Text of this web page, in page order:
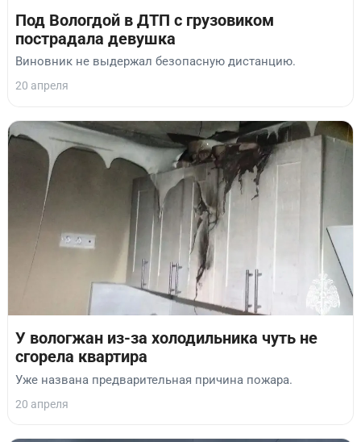
Под Вологдой в ДТП с грузовиком
пострадала девушка
Виновник не выдержал безопасную дистанцию.
20 апреля
У вологжан из-за холодильника чуть не
сгорела квартира
Уже названа предварительная причина пожара.
20 апреля